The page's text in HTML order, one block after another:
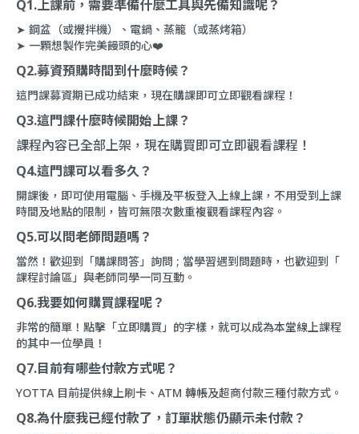
Q1.上課前，需要準備什麼工具與先備知識呢？
➤ 鋼盆（或攪拌機）、電鍋、蒸籠（或蒸烤箱）
➤ 一顆想製作完美饅頭的心❤️
Q2.募資預購時間到什麼時候？
這門課募資期已成功結束，現在購課即可立即觀看課程！
Q3.這門課什麼時候開始上課？
課程內容已全部上架，現在購買即可立即觀看課程！
Q4.這門課可以看多久？
開課後，即可使用電腦、手機及平板登入上線上課，不用受到上課
時間及地點的限制，皆可無限次數重複觀看課程內容。
Q5.可以問老師問題嗎？
當然！歡迎到「購課問答」詢問 ; 當學習遇到問題時，也歡迎到「
課程討論區」與老師同學一同互動。
Q6.我要如何購買課程呢？
非常的簡單！點擊「立即購買」的字樣，就可以成為本堂線上課程
的其中一位學員！
Q7.目前有哪些付款方式呢？
YOTTA 目前提供線上刷卡、ATM 轉帳及超商付款三種付款方式。
Q8.為什麼我已經付款了，訂單狀態仍顯示未付款？